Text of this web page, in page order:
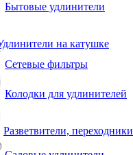
Бытовые удлинители
на катушке
Сетевые фильтры
Колодки для удлинителей
Разветвители, переходники